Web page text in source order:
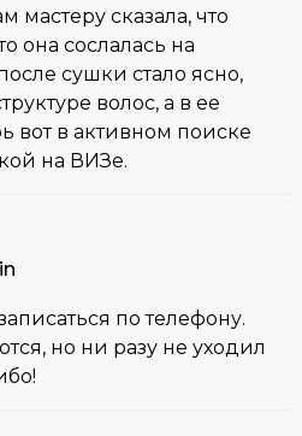
мастеру сказала, что
она сослалась на
сушки стало ясно,
волос, а в ее
вот в активном поиске
на ВИЗе.
по телефону.
но ни разу не уходил